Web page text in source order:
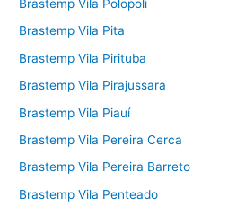
Brastemp Vila Polopoli
Brastemp Vila Pita
Brastemp Vila Pirituba
Brastemp Vila Pirajussara
Brastemp Vila Piauí
Brastemp Vila Pereira Cerca
Brastemp Vila Pereira Barreto
Brastemp Vila Penteado